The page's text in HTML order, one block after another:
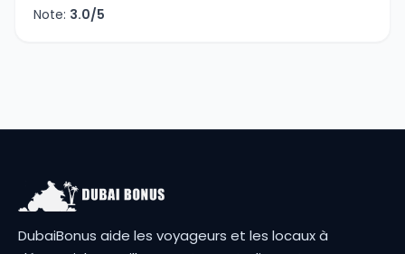
Note: 3.0/5
DubaiBonus aide les voyageurs et les locaux à